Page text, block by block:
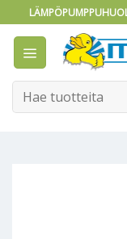
to
content
Etsi: